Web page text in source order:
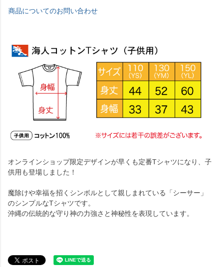
商品についてのお問い合わせ
オンラインショップ限定デザインが早くも定番Tシャツになり、子
供用も登場しました！
魔除けや幸福を招くシンボルとして親しまれている「シーサー」
のシンプルなTシャツです。
沖縄の伝統的な守り神の力強さと神秘性を表現しています。